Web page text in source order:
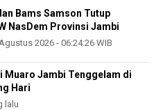
Bams Samson Tutup
NasDem Provinsi Jambi
2026 - 06:24:26 WIB
Muaro Jambi Tenggelam di
Hari
lalu